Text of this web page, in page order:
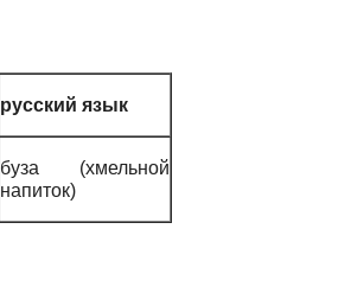
русский язык
буза (хмельной
напиток)